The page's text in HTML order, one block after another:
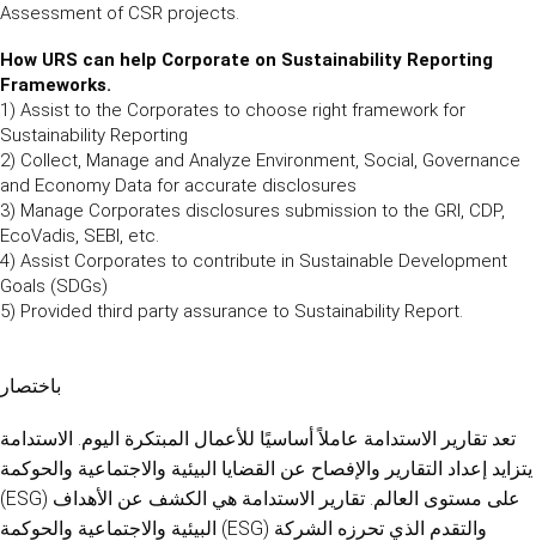
Assessment of CSR projects.
How URS can help Corporate on Sustainability Reporting
Frameworks.
1) Assist to the Corporates to choose right framework for
Sustainability Reporting
2) Collect, Manage and Analyze Environment, Social, Governance
and Economy Data for accurate disclosures
3) Manage Corporates disclosures submission to the GRI, CDP,
EcoVadis, SEBI, etc.
4) Assist Corporates to contribute in Sustainable Development
Goals (SDGs)
5) Provided third party assurance to Sustainability Report.
باختصار
تعد تقارير الاستدامة عاملاً أساسيًا للأعمال المبتكرة اليوم. الاستدامة
يتزايد إعداد التقارير والإفصاح عن القضايا البيئية والاجتماعية والحوكمة
(ESG) على مستوى العالم. تقارير الاستدامة هي الكشف عن الأهداف
البيئية والاجتماعية والحوكمة (ESG) والتقدم الذي تحرزه الشركة